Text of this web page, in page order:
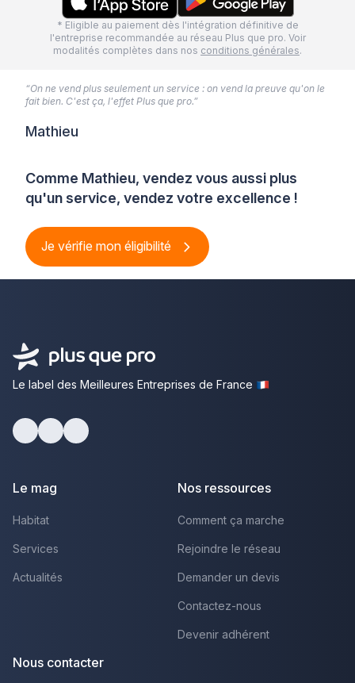
* Eligible au paiement dès l'intégration définitive de
l'entreprise recommandée au réseau Plus que pro. Voir
modalités complètes dans nos conditions générales.
Comme Mathieu, vendez vous aussi plus
qu'un service, vendez votre excellence !
Je vérifie mon éligibilité
“On ne vend plus seulement un service : on vend la preuve qu'on le
fait bien. C'est ça, l'effet Plus que pro.”
Mathieu
Le label des Meilleures Entreprises de France
Le mag
Habitat
Services
Actualités
Nos ressources
Comment ça marche
Rejoindre le réseau
Demander un devis
Contactez-nous
Devenir adhérent
Nous contacter